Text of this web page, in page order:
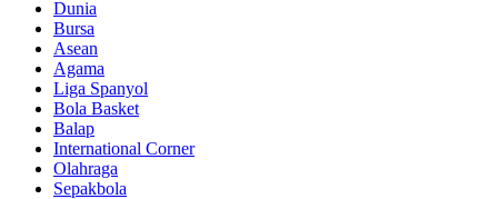
Dunia
Bursa
Asean
Agama
Liga Spanyol
Bola Basket
Balap
International Corner
Olahraga
Sepakbola